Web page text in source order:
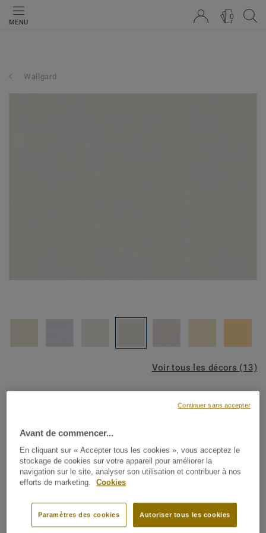
MENU
0
Wallgard
Voir tous les décors (13)
Revêtements muraux
Wallgard - Wallgard WHITE
GREY
Wallgarding wallcovering est la solution parfaite pour les
zones qui ont besoin d'une protection murale spéciale,
Avant de commencer...
En cliquant sur « Accepter tous les cookies », vous acceptez le
stockage de cookies sur votre appareil pour améliorer la
navigation sur le site, analyser son utilisation et contribuer à nos
efforts de marketing.
Cookies
Autoriser tous les cookies
Paramètres des cookies
Continuer sans accepter